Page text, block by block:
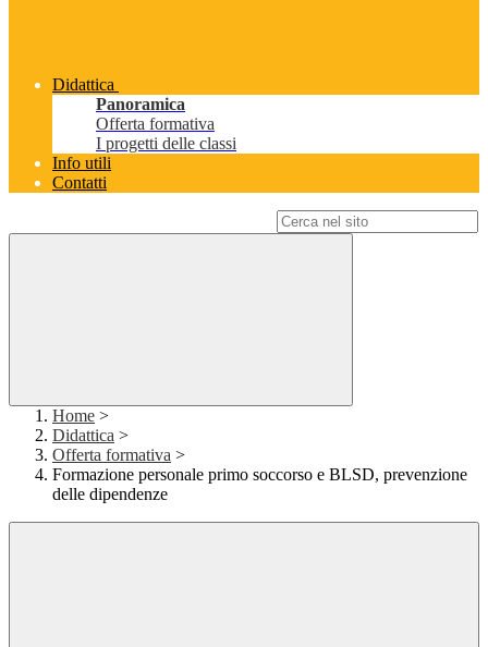
Didattica
Panoramica
Offerta formativa
I progetti delle classi
Info utili
Contatti
Home >
Didattica >
Offerta formativa >
Formazione personale primo soccorso e BLSD, prevenzione
delle dipendenze